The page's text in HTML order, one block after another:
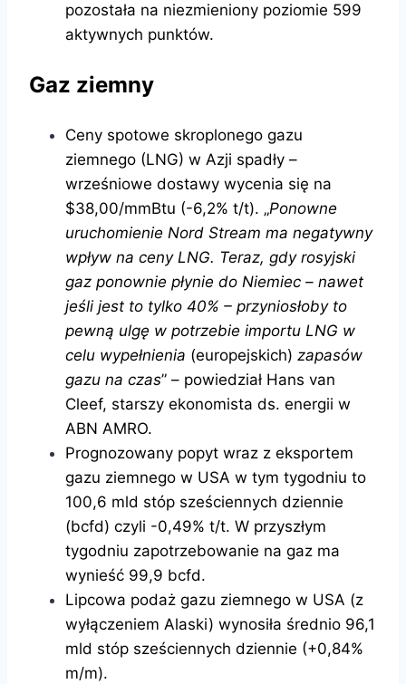
pozostała na niezmieniony poziomie 599
aktywnych punktów.
Gaz ziemny
Ceny spotowe skroplonego gazu
ziemnego (LNG) w Azji spadły –
wrześniowe dostawy wycenia się na
$38,00/mmBtu (-6,2% t/t). „Ponowne
uruchomienie Nord Stream ma negatywny
wpływ na ceny LNG. Teraz, gdy rosyjski
gaz ponownie płynie do Niemiec – nawet
jeśli jest to tylko 40% – przyniosłoby to
pewną ulgę w potrzebie importu LNG w
celu wypełnienia (europejskich) zapasów
gazu na czas” – powiedział Hans van
Cleef, starszy ekonomista ds. energii w
ABN AMRO.
Prognozowany popyt wraz z eksportem
gazu ziemnego w USA w tym tygodniu to
100,6 mld stóp sześciennych dziennie
(bcfd) czyli -0,49% t/t. W przyszłym
tygodniu zapotrzebowanie na gaz ma
wynieść 99,9 bcfd.
Lipcowa podaż gazu ziemnego w USA (z
wyłączeniem Alaski) wynosiła średnio 96,1
mld stóp sześciennych dziennie (+0,84%
m/m).